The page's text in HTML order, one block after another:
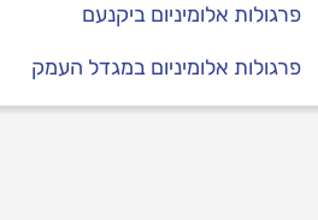
פרגולות אלומיניום ביקנעם
פרגולות אלומיניום במגדל העמק